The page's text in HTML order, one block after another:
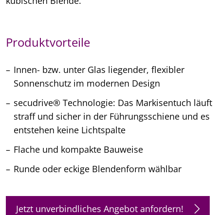
Produktvorteile
Innen- bzw. unter Glas liegender, flexibler
Sonnenschutz im modernen Design
secudrive® Technologie: Das Markisentuch läuft
straff und sicher in der Führungsschiene und es
entstehen keine Lichtspalte
Flache und kompakte Bauweise
Runde oder eckige Blendenform wählbar
Jetzt unverbindliches Angebot anfordern!